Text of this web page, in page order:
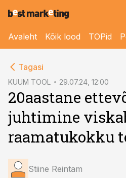
Avaleht Kõik lood TOPid
Tagasi
KUUM TOOL 29.07.24, 12:00
20aastane
juhtimine
raamatukokku
Stiine Reintam